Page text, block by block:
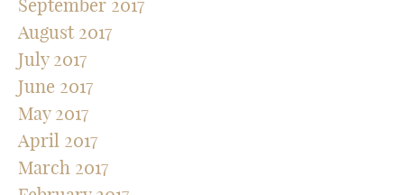
September 2017
August 2017
July 2017
June 2017
May 2017
April 2017
March 2017